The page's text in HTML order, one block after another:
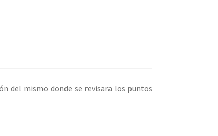
del mismo donde se revisara los puntos